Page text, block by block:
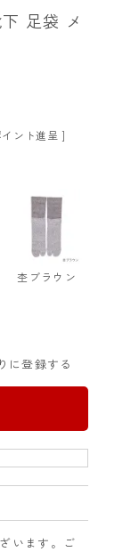
足袋 メ
イント進呈 ]
杢ブラウン
に登録する
います。ご